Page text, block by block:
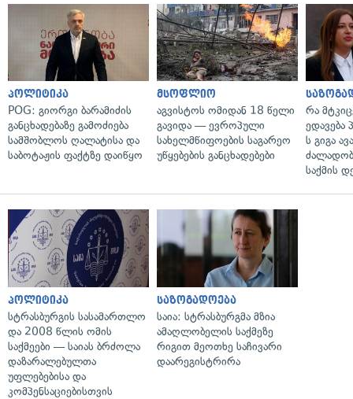
პოლიტიკა
POG: გიორგი ბარამიძის
განცხადებაზე გამოძიება
სამშობლოს ღალატისა და
საბოტაჟის ფაქტზე დაიწყო
მსოფლიო
აგვისტოს ომიდან 18 წელი
გავიდა — ევროპული
სახელმწიფოების საგარეო
უწყებების განცხადებები
რა
ედავება
ს გიგა
საქმის
პოლიტიკა
სტრასბურგის სასამართლო
და 2008 წლის ომის
საქმეები — საიას ბრძოლა
დაზარალებულთა
უფლებებისა და
კომპენსაციებისთვის
საზოგადოება
საია: სტრასბურგმა მზია
ამაღლობელის საქმეზე
რიგით მეოთხე საჩივარი
დაარეგისტრირა